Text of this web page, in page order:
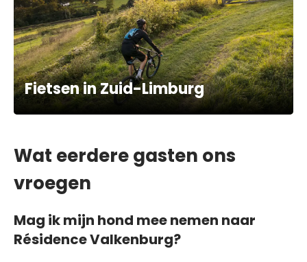
Fietsen in Zuid-Limburg
Wat eerdere gasten ons
vroegen
Mag ik mijn hond mee nemen naar
Résidence Valkenburg?